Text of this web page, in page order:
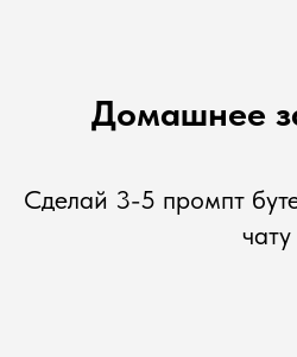
Домашнее
Сделай 3-5 промпт
чату